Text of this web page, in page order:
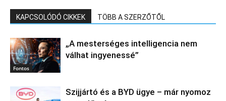
KAPCSOLÓDÓ CIKKEK TÖBB A SZERZŐTŐL
Fontos
„A mesterséges intelligencia nem
válhat ingyenessé”
Szijjártó és a BYD ügye – már nyomoz